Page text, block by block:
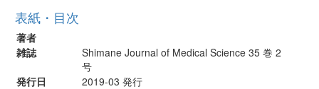
表紙・目次
著者
雑誌
Shimane Journal of Medical Science 35 巻 2
号
発行日
2019-03 発行